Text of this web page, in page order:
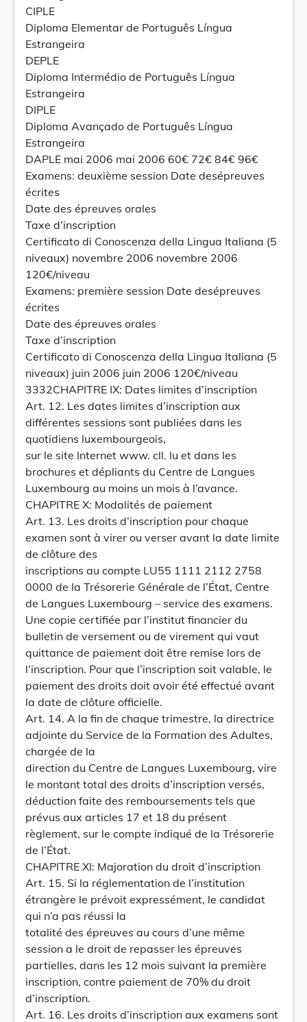
CIPLE
Diploma Elementar de Português Língua
Estrangeira
DEPLE
Diploma Intermédio de Português Língua
Estrangeira
DIPLE
Diploma Avançado de Português Língua
Estrangeira
DAPLE mai 2006 mai 2006 60€ 72€ 84€ 96€
Examens: deuxième session Date desépreuves
écrites
Date des épreuves orales
Taxe d’inscription
Certificato di Conoscenza della Lingua Italiana (5
niveaux) novembre 2006 novembre 2006
120€/niveau
Examens: première session Date desépreuves
écrites
Date des épreuves orales
Taxe d’inscription
Certificato di Conoscenza della Lingua Italiana (5
niveaux) juin 2006 juin 2006 120€/niveau
3332CHAPITRE IX: Dates limites d’inscription
Art. 12. Les dates limites d’inscription aux
différentes sessions sont publiées dans les
quotidiens luxembourgeois,
sur le site Internet www. cll. lu et dans les
brochures et dépliants du Centre de Langues
Luxembourg au moins un mois à l’avance.
CHAPITRE X: Modalités de paiement
Art. 13. Les droits d’inscription pour chaque
examen sont à virer ou verser avant la date limite
de clôture des
inscriptions au compte LU55 1111 2112 2758
0000 de la Trésorerie Générale de l’État, Centre
de Langues Luxembourg – service des examens.
Une copie certifiée par l’institut financier du
bulletin de versement ou de virement qui vaut
quittance de paiement doit être remise lors de
l’inscription. Pour que l’inscription soit valable, le
paiement des droits doit avoir été effectué avant
la date de clôture officielle.
Art. 14. A la fin de chaque trimestre, la directrice
adjointe du Service de la Formation des Adultes,
chargée de la
direction du Centre de Langues Luxembourg, vire
le montant total des droits d’inscription versés,
déduction faite des remboursements tels que
prévus aux articles 17 et 18 du présent
règlement, sur le compte indiqué de la Trésorerie
de l’État.
CHAPITRE XI: Majoration du droit d’inscription
Art. 15. Si la réglementation de l’institution
étrangère le prévoit expressément, le candidat
qui n’a pas réussi la
totalité des épreuves au cours d’une même
session a le droit de repasser les épreuves
partielles, dans les 12 mois suivant la première
inscription, contre paiement de 70% du droit
d’inscription.
Art. 16. Les droits d’inscription aux examens sont